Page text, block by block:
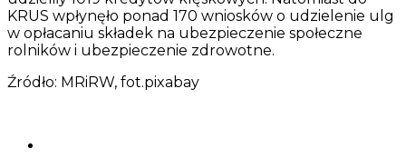
KRUS wpłynęło ponad 170 wniosków o udzielenie ulg
w opłacaniu składek na ubezpieczenie społeczne
rolników i ubezpieczenie zdrowotne.
Źródło: MRiRW, fot.pixabay